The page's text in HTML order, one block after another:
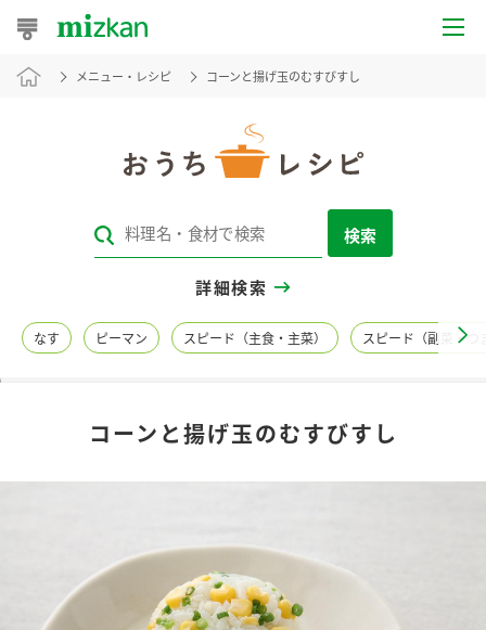
おうちレシピ
レシピカテゴリ一覧
レシピ名特集
商品情報
酢 調味酢
キャンペーン情報
メニュー・レシピ コーンと揚げ玉のむすびすし
検索
詳細検索
なす ピーマン スピード（主食・主菜） スピード（副菜・つ
コーンと揚げ玉のむすびすし